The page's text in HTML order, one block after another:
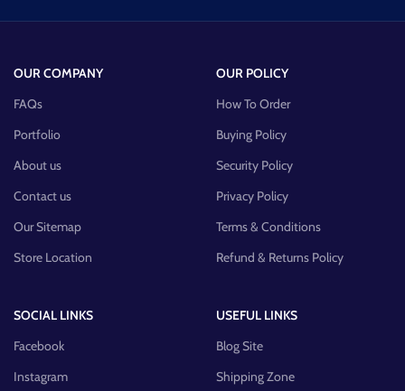
OUR COMPANY
FAQs
Portfolio
About us
Contact us
Our Sitemap
Store Location
OUR POLICY
How To Order
Buying Policy
Security Policy
Privacy Policy
Terms & Conditions
Refund & Returns Policy
SOCIAL LINKS
Facebook
Instagram
USEFUL LINKS
Blog Site
Shipping Zone